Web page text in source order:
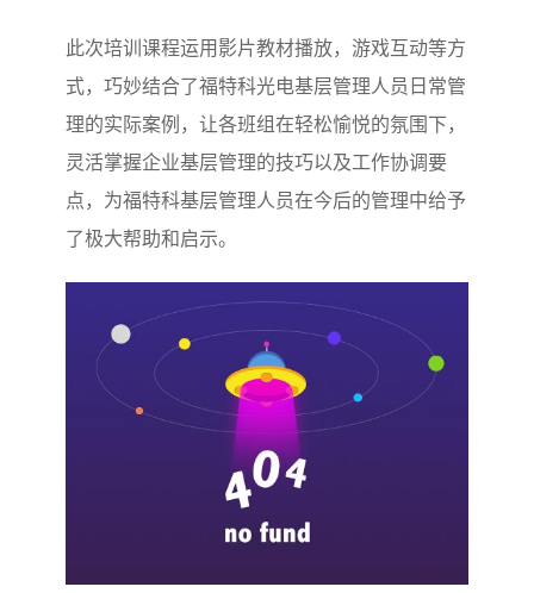
此次培训课程运用影片教材播放，游戏互动等方
式，巧妙结合了福特科光电基层管理人员日常管
理的实际案例，让各班组在轻松愉悦的氛围下，
灵活掌握企业基层管理的技巧以及工作协调要
点，为福特科基层管理人员在今后的管理中给予
了极大帮助和启示。